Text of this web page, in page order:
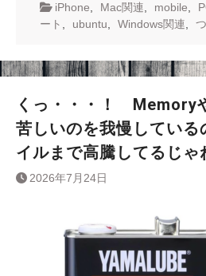
iPhone Mac関連 mobile
ート
ubuntu Windows関連
くっ・・・！ Memory
苦しいのを我慢している
イルまで高騰してるじゃ
2026年7月24日